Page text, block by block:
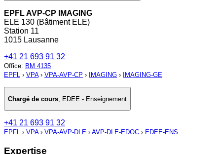
EPFL AVP-CP IMAGING
ELE 130 (Bâtiment ELE)
Station 11
1015 Lausanne
+41 21 693 91 32
Office: BM 4135
EPFL › VPA› VPA-AVP-CP › IMAGING › IMAGING-GE
Chargé de cours EDEE - Enseignement
+41 21 693 91 32
EPFL › VPA› VPA-AVP-DLE › AVP-DLE-EDOC › EDEE-ENS
Expertise